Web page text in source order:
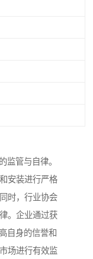
监管与自律。
安装进行严格
时，行业协会
。企业通过获
自身的信誉和
场进行有效监